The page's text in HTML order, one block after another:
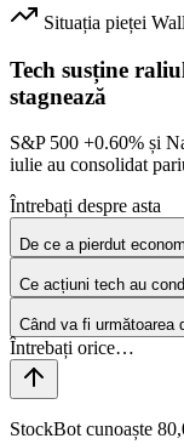
Situația pieței
Tech susține
stagnează
S&P 500 +0.60% și
iulie au consolidat
Întrebați despre asta
De ce a pierdut
Ce acțiuni tech au
Când va fi următoarea
StockBot cunoaște